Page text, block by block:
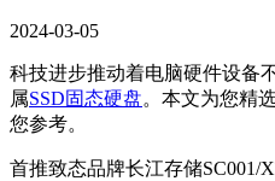
2024-03-05
科技进步推动着电脑硬件设备
属SSD固态硬盘。本文为您精
您参考。
首推致态品牌长江存储SC001/